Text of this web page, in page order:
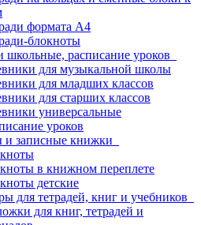
формата А4
блокноты
школьные, расписание уроков
для музыкальной школы
для младших классов
для старших классов
универсальные
уроков
и записные книжки
в книжном переплете
детские
для тетрадей, книг и учебников
для книг, тетрадей и